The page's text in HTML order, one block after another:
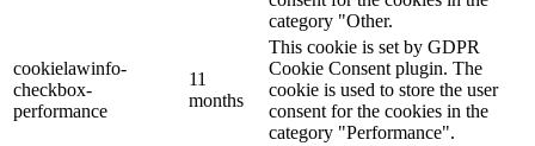
category "Other.
cookielawinfo-
checkbox-
performance
11
months
This cookie is set by GDPR
Cookie Consent plugin. The
cookie is used to store the user
consent for the cookies in the
category "Performance".